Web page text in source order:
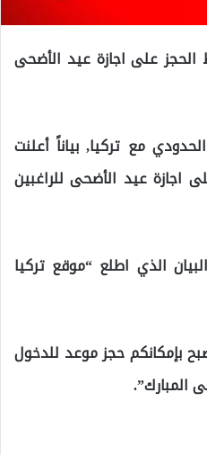
على اجازة عيد الأضحى
مع تركيا, بياناً أعلنت
اجازة عيد الأضحى للراغبين
الذي اطلع “موقع تركيا
بإمكانكم حجز موعد للدخول
المبارك”.